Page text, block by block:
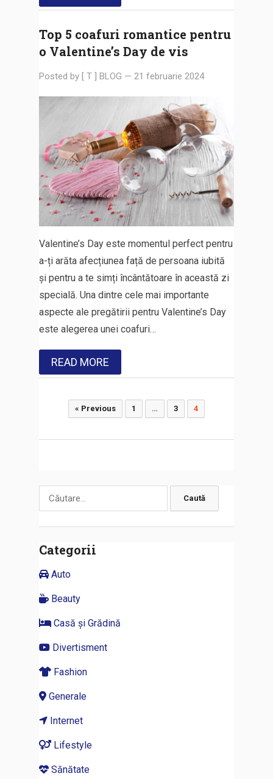
Top 5 coafuri romantice pentru
o Valentine’s Day de vis
Posted by [ T ] BLOG — 21 februarie 2024
Valentine’s Day este momentul perfect pentru
a-ți arăta afecțiunea față de persoana iubită
și pentru a te simți încântătoare în această zi
specială. Una dintre cele mai importante
aspecte ale pregătirii pentru Valentine’s Day
este alegerea unei coafuri…
READ MORE
Paginație
articole
« Previous 1 … 3 4
Caută
după:
Categorii
Auto
Beauty
Casă și Grădină
Divertisment
Fashion
Generale
Internet
Lifestyle
Sănătate